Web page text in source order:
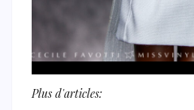
Plus d'articles: